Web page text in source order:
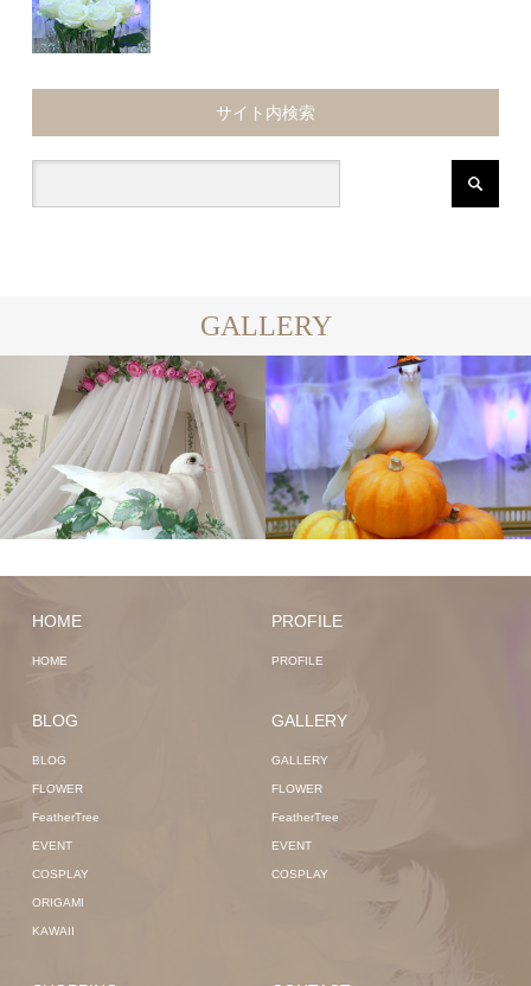
サイト内検索
GALLERY
HOME
HOME
PROFILE
PROFILE
BLOG
BLOG
FLOWER
FeatherTree
EVENT
COSPLAY
ORIGAMI
KAWAII
GALLERY
GALLERY
FLOWER
FeatherTree
EVENT
COSPLAY